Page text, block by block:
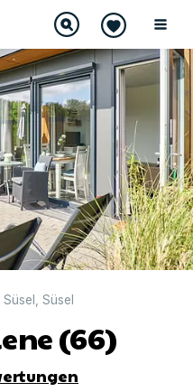
Süsel Süsel
(66)